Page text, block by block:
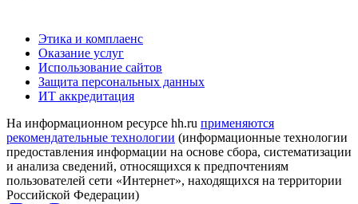
Этика и комплаенс
Оказание услуг
Использование сайтов
Защита персональных данных
ИТ аккредитация
На информационном ресурсе hh.ru применяются
рекомендательные технологии (информационные технологии
предоставления информации на основе сбора, систематизации
и анализа сведений, относящихся к предпочтениям
пользователей сети «Интернет», находящихся на территории
Российской Федерации)